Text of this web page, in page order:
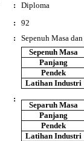
:
Diploma
:
92
: Sepenuh Masa
:
Sepenuh Masa
Panjang
Pendek
Latihan Industri
Separuh Masa
Panjang
Pendek
Latihan Industri